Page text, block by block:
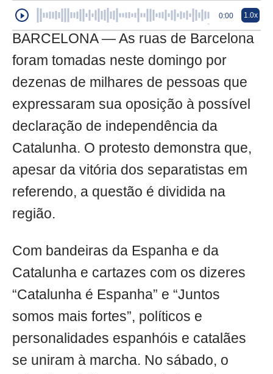
0:00 1.0x
BARCELONA — As ruas de Barcelona
foram tomadas neste domingo por
dezenas de milhares de pessoas que
expressaram sua oposição à possível
declaração de independência da
Catalunha. O protesto demonstra que,
apesar da vitória dos separatistas em
referendo, a questão é dividida na
região.
Com bandeiras da Espanha e da
Catalunha e cartazes com os dizeres
“Catalunha é Espanha” e “Juntos
somos mais fortes”, políticos e
personalidades espanhóis e catalães
se uniram à marcha. No sábado, o